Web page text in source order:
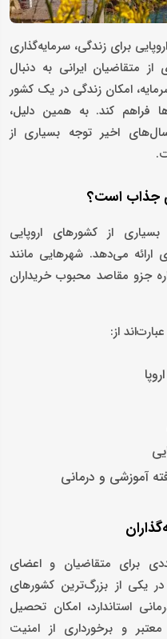
برای زندگی، سرمایه‌گذاری
متقاضیان ایرانی به دنبال
امکان زندگی در یک کشور
فراهم کند. به همین دلیل،
اخیر توجه بسیاری از
جذاب است؟
بسیاری از کشورهای اروپایی
ارائه می‌دهد. شهرهایی مانند
جزو مقاصد محبوب خریداران
از:
آموزشی و درمانی
برای متقاضیان و اعضای
در یکی از بزرگ‌ترین کشورهای
استاندارد، امکان تحصیل
و برخورداری از امنیت